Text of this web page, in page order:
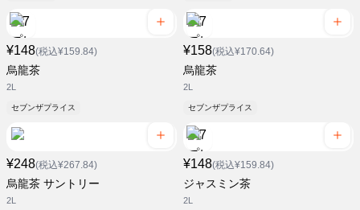
¥148(税込¥159.84)
烏龍茶
2L
セブンザプライス
¥158(税込¥170.64)
烏龍茶
2L
セブンザプライス
¥248(税込¥267.84)
烏龍茶 サントリー
2L
¥148(税込¥159.84)
ジャスミン茶
2L